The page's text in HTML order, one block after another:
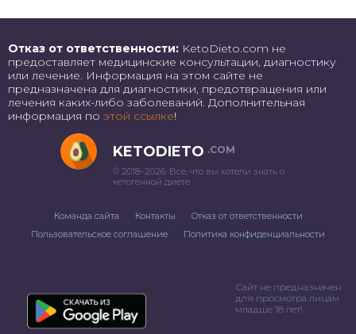
Отказ от ответственности: KetoDieto.com не
предоставляет медицинские консультации, диагностику
или лечение. Информация на этом сайте не
предназначена для диагностики, предотвращения или
лечения каких-либо заболеваний. Дополнительная
информация по этой ссылке!
KETODIETO .COM
© 2018–2026. Все, что вы хотели знать о
кетогенной диете
Команда сайта Контакты
Отказ от ответственности
Пользовательское соглашение
Политика конфиденциальности
Сайт не предназначен
для просмотра лицам
младше 18 лет!